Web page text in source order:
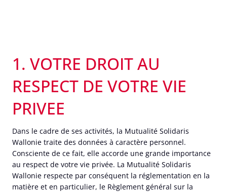
1. VOTRE DROIT AU
RESPECT DE VOTRE VIE
PRIVEE
Dans le cadre de ses activités, la Mutualité Solidaris
Wallonie traite des données à caractère personnel.
Consciente de ce fait, elle accorde une grande importance
au respect de votre vie privée. La Mutualité Solidaris
Wallonie respecte par conséquent la réglementation en la
matière et en particulier, le Règlement général sur la